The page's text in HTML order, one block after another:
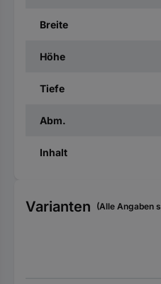
Breite
Höhe
Tiefe
Abm.
Inhalt
Varianten (Alle Angaben